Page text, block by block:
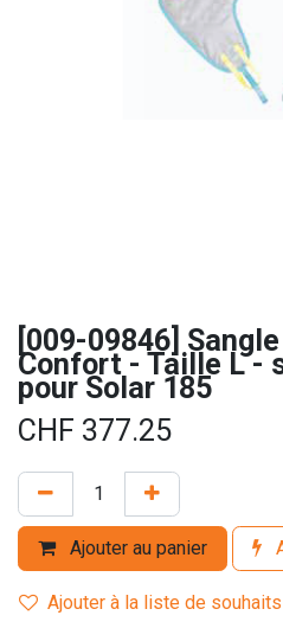
[009-09846]
Confort - Taille L -
pour Solar 185
CHF 377.25
Ajouter au panier
Ajouter à la liste de souhaits